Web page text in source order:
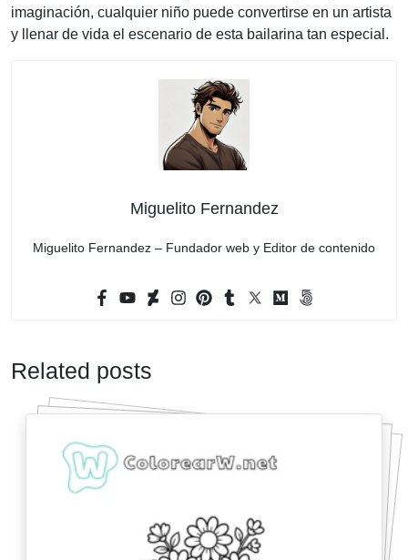
imaginación, cualquier niño puede convertirse en un artista
y llenar de vida el escenario de esta bailarina tan especial.
Miguelito Fernandez
Miguelito Fernandez – Fundador web y Editor de contenido
Related posts